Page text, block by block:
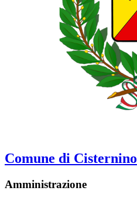
Comune di Cisternino
Amministrazione